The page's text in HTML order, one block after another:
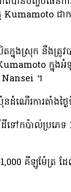
ត Kumamoto
ក្នុងស្រុក នឹងត្រូវ
ក្នុងអំ
។
ដំណើរការតាំងថ្ង
ទៅ​កប៉ាល់​ប្រភេទ
គីឡូម៉ែត្រ